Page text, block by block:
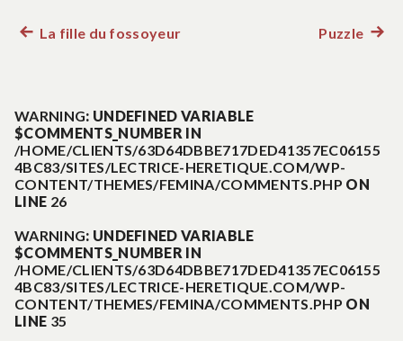
l’article
Article
La fille du fossoyeur Puzzle
WARNING: UNDEFINED VARIABLE
$COMMENTS_NUMBER IN
/HOME/CLIENTS/63D64DBBE717DED41357EC06155
4BC83/SITES/LECTRICE-HERETIQUE.COM/WP-
CONTENT/THEMES/FEMINA/COMMENTS.PHP ON
LINE 26
WARNING: UNDEFINED VARIABLE
$COMMENTS_NUMBER IN
/HOME/CLIENTS/63D64DBBE717DED41357EC06155
4BC83/SITES/LECTRICE-HERETIQUE.COM/WP-
CONTENT/THEMES/FEMINA/COMMENTS.PHP ON
LINE 35